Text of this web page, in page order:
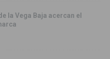
la Vega Baja acercan el